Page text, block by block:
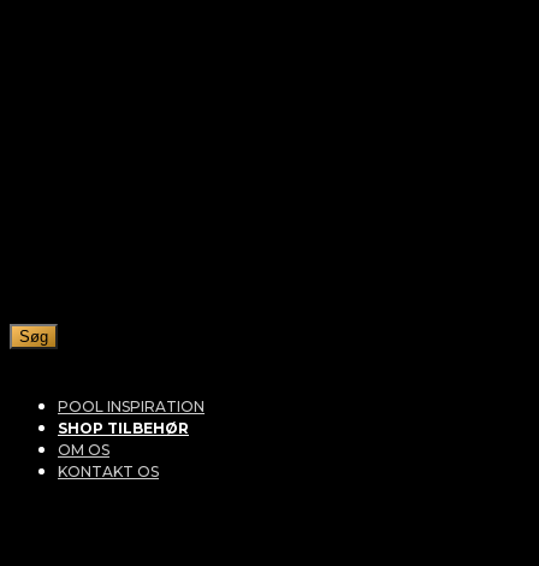
Søg
POOL INSPIRATION
SHOP TILBEHØR
OM OS
KONTAKT OS